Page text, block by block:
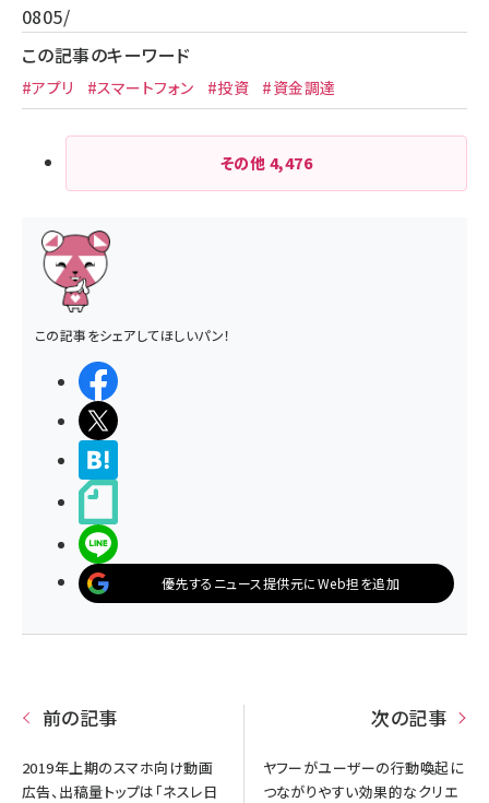
0805/
この記事のキーワード
#アプリ #スマートフォン #投資 #資金調達
その他 4,476
この記事をシェアしてほしいパン！
優先するニュース提供元にWeb担を追加
前の記事
2019年上期のスマホ向け動画
広告、出稿量トップは「ネスレ日
次の記事
ヤフーがユーザーの行動喚起に
つながりやすい効果的なクリエ